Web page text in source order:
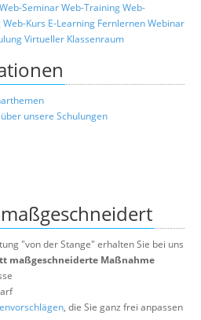
Web-SeminarWeb-TrainingWeb-
Web-Kurs E-Learning FernlernenWebinar
Virtueller Klassenraum
unsere Schulungen
"von der Stange" erhalten Sie bei uns
maßgeschneiderte Maßnahme
, die Sie ganz frei anpassen